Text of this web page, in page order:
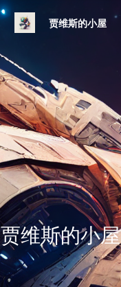
贾维斯的小屋
贾维斯的小屋